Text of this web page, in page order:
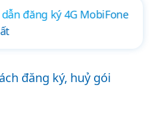
MobiFone ngày, tháng
đăng ký, huỷ gói